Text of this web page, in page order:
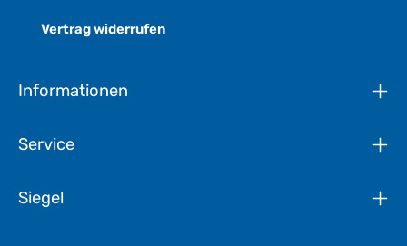
Vertrag widerrufen
Informationen
Service
Siegel